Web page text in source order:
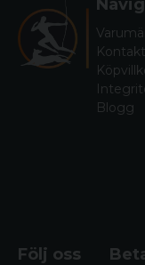
Blogg
Följ oss